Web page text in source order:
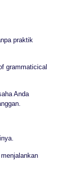
praktik
grammaticical
Anda